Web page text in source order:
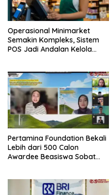
Operasional Minimarket
Semakin Kompleks, Sistem
POS Jadi Andalan Kelola
Pertamina Foundation Bekali
Lebih dari 500 Calon
Awardee Beasiswa Sobat